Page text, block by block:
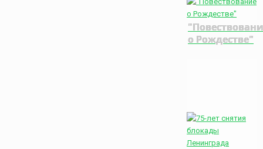
о Рождестве"